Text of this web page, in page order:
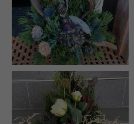
Drop us a line
info@yourdomain.com
About us
Lorem ipsum dolor sit
adipiscing elit.
Aenean commodo ligula